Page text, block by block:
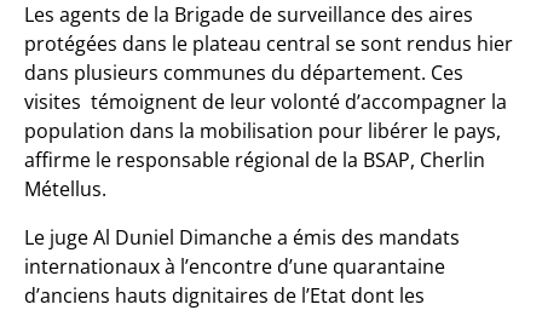
Les agents de la Brigade de surveillance des aires
protégées dans le plateau central se sont rendus hier
dans plusieurs communes du département. Ces
visites témoignent de leur volonté d’accompagner la
population dans la mobilisation pour libérer le pays,
affirme le responsable régional de la BSAP, Cherlin
Métellus.
Le juge Al Duniel Dimanche a émis des mandats
internationaux à l’encontre d’une quarantaine
d’anciens hauts dignitaires de l’Etat dont les